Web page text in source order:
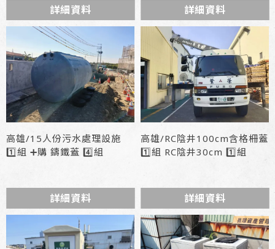
詳細資料 詳細資料
高雄/15人份污水處理設施
1️⃣組 ➕購 鑄鐵蓋 4️⃣組
詳細資料
高雄/RC陰井100cm含格柵蓋
1️⃣組 RC陰井30cm 1️⃣組
詳細資料